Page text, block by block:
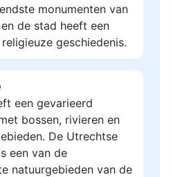
monumenten van
de stad heeft een
geschiedenis.
een gevarieerd
bossen, rivieren en
De Utrechtse
een van de
natuurgebieden van de